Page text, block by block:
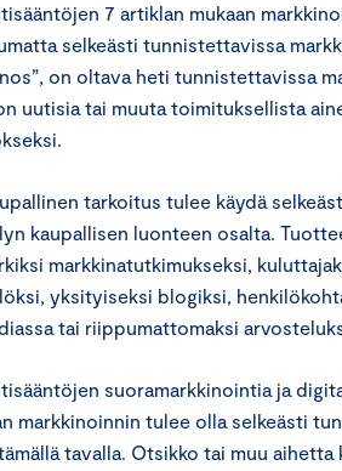
7 artiklan mukaan
selkeästi tunnistettavissa
on oltava heti tunnistettavissa
uutisia tai muuta toimituksellista
tarkoitus tulee käydä
kaupallisen luonteen osalta.
markkinatutkimukseksi,
yksityiseksi blogiksi,
tai riippumattomaksi
suoramarkkinointia ja
markkinoinnin tulee olla selkeästi
tavalla. Otsikko tai muu aihetta